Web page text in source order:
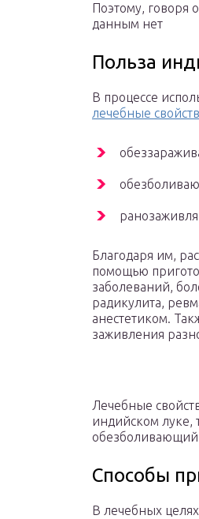
Поэтому, говоря
данным нет
Польза
В процессе
лечебные
Благодаря им,
помощью
заболеваний,
радикулита,
анестетиком.
заживления
Лечебные
индийском луке,
Способы
В лечебных